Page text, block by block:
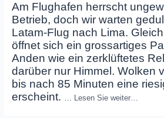
Am Flughafen herrscht
Betrieb, doch wir warten
Latam‑Flug nach Lima.
öffnet sich ein grossartiges
Anden wie ein zerklüftetes
darüber nur Himmel. Wolken
bis nach 85 Minuten eine
erscheint. … Lesen Sie weiter…